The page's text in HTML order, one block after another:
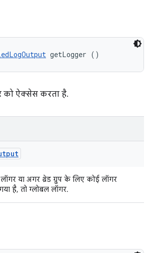
getLogger ()
को ऐक्सेस करता है.
या अगर थ्रेड ग्रुप के लिए कोई लॉगर
है, तो ग्लोबल लॉगर.